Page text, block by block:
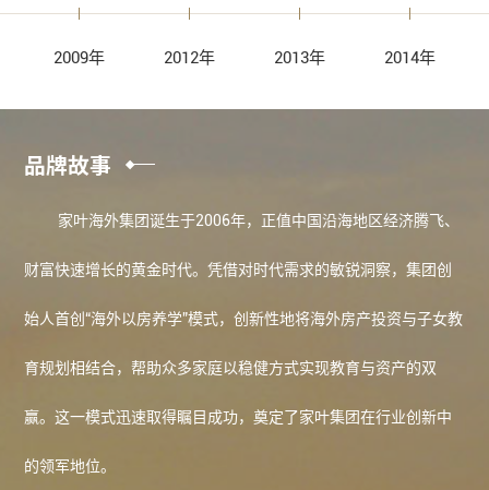
2009年 2012年 2013年 2014年
品牌故事
家叶海外集团诞生于2006年，正值中国沿海地区经济腾飞、
财富快速增长的黄金时代。凭借对时代需求的敏锐洞察，集团创
始人首创“海外以房养学”模式，创新性地将海外房产投资与子女教
育规划相结合，帮助众多家庭以稳健方式实现教育与资产的双
赢。这一模式迅速取得瞩目成功，奠定了家叶集团在行业创新中
的领军地位。